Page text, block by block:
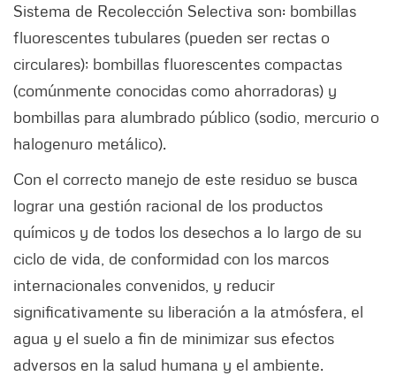
Sistema de Recolección Selectiva son: bombillas
fluorescentes tubulares (pueden ser rectas o
circulares); bombillas fluorescentes compactas
(comúnmente conocidas como ahorradoras) y
bombillas para alumbrado público (sodio, mercurio o
halogenuro metálico).
Con el correcto manejo de este residuo se busca
lograr una gestión racional de los productos
químicos y de todos los desechos a lo largo de su
ciclo de vida, de conformidad con los marcos
internacionales convenidos, y reducir
significativamente su liberación a la atmósfera, el
agua y el suelo a fin de minimizar sus efectos
adversos en la salud humana y el ambiente.